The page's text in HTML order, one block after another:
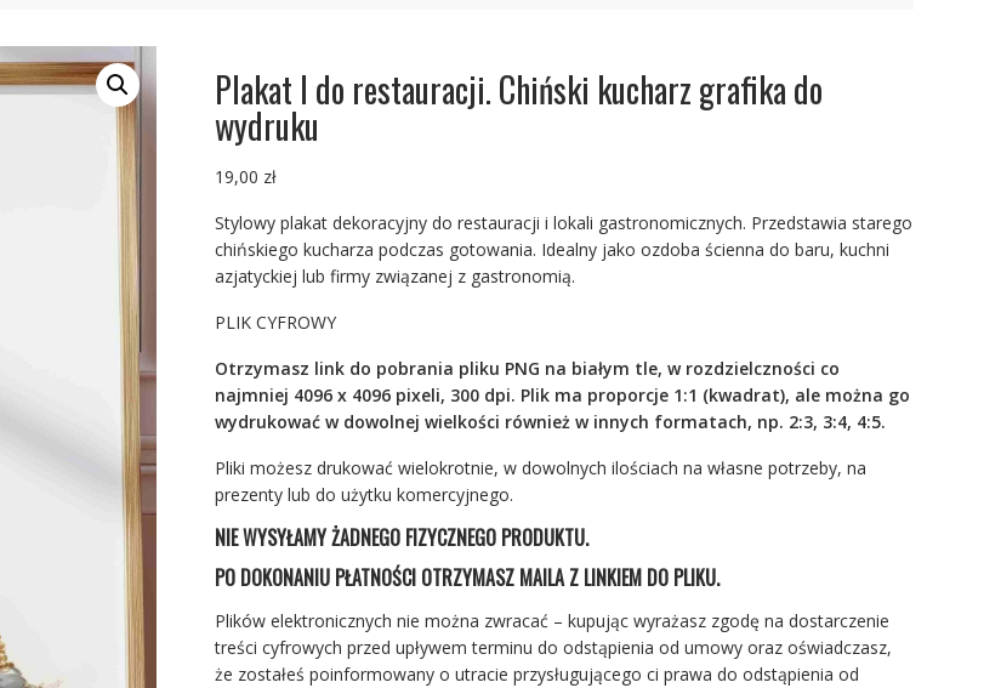
Plakat I do restauracji. Chiński kucharz grafika do
wydruku
19,00 zł
Stylowy plakat dekoracyjny do restauracji i lokali gastronomicznych. Przedstawia starego
chińskiego kucharza podczas gotowania. Idealny jako ozdoba ścienna do baru, kuchni
azjatyckiej lub firmy związanej z gastronomią.
PLIK CYFROWY
Otrzymasz link do pobrania pliku PNG na białym tle, w rozdzielczności co
najmniej 4096 x 4096 pixeli, 300 dpi. Plik ma proporcje 1:1 (kwadrat), ale można go
wydrukować w dowolnej wielkości również w innych formatach, np. 2:3, 3:4, 4:5.
Pliki możesz drukować wielokrotnie, w dowolnych ilościach na własne potrzeby, na
prezenty lub do użytku komercyjnego.
NIE WYSYŁAMY ŻADNEGO FIZYCZNEGO PRODUKTU.
PO DOKONANIU PŁATNOŚCI OTRZYMASZ MAILA Z LINKIEM DO PLIKU.
Plików elektronicznych nie można zwracać – kupując wyrażasz zgodę na dostarczenie
treści cyfrowych przed upływem terminu do odstąpienia od umowy oraz oświadczasz,
że zostałeś poinformowany o utracie przysługującego ci prawa do odstąpienia od